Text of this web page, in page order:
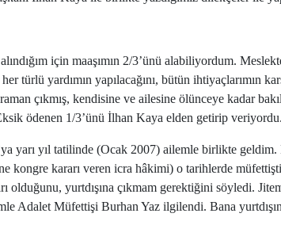
için maaşımın 2/3’ünü alabiliyordum.
türlü yardımın yapılacağını, bütün ihtiyaçlarımın
çıkmış, kendisine ve ailesine ölünceye kadar
ödenen 1/3’ünü İlhan Kaya elden getirip veriyordu.
yarı yıl tatilinde (Ocak 2007) ailemle birlikte
kongre kararı veren icra hâkimi) o tarihlerde
olduğunu, yurtdışına çıkmam gerektiğini söyledi.
Adalet Müfettişi Burhan Yaz ilgilendi. Bana